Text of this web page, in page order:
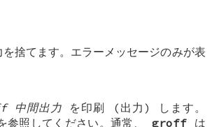
捨てます。エラーメッセージのみが表
中間出力 を印刷 (出力) します。
照してください。通常、groff は